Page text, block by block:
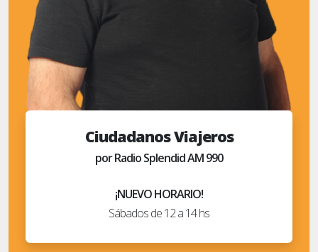
Ciudadanos Viajeros
por Radio Splendid AM 990
¡NUEVO HORARIO!
Sábados de 12 a 14 hs